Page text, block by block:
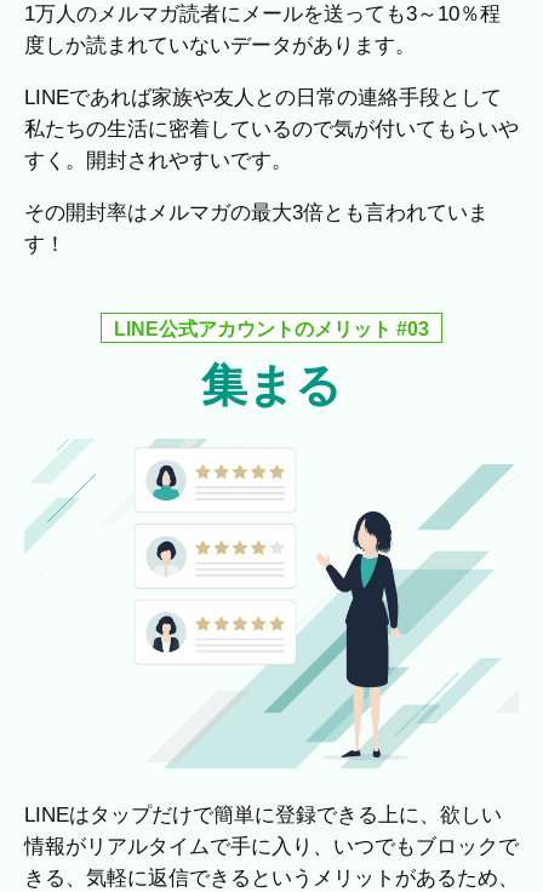
1万人のメルマガ読者にメールを送っても3～10％程
度しか読まれていないデータがあります。
LINEであれば家族や友人との日常の連絡手段として
私たちの生活に密着しているので気が付いてもらいや
すく。開封されやすいです。
その開封率はメルマガの最大3倍とも言われていま
す！
LINE公式アカウントのメリット #03
集まる
LINEはタップだけで簡単に登録できる上に、欲しい
情報がリアルタイムで手に入り、いつでもブロックで
きる、気軽に返信できるというメリットがあるため、